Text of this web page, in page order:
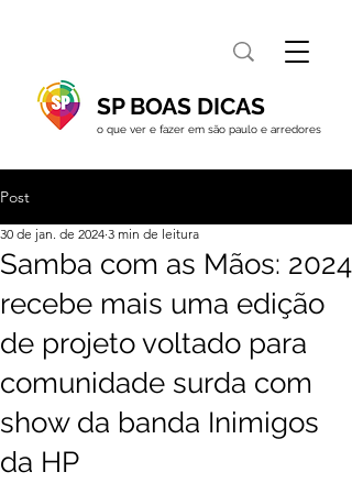
SP BOAS DICAS
o que ver e fazer em são paulo e arredores
Post
Samba com as Mãos: 2024
recebe mais uma edição
de projeto voltado para
comunidade surda com
show da banda Inimigos
da HP
30 de jan. de 2024 3 min de leitura